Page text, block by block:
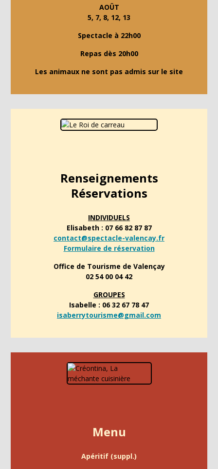
AOÛT
5, 7, 8, 12, 13
Spectacle à 22h00
Repas dès 20h00
Les animaux ne sont pas admis sur le site
Renseignements
Réservations
INDIVIDUELS
Elisabeth : 07 66 82 87 87
contact@spectacle-valencay.fr
Formulaire de réservation
Office de Tourisme de Valençay
02 54 00 04 42
GROUPES
Isabelle : 06 32 67 78 47
isaberrytourisme@gmail.com
Menu
Apéritif (suppl.)